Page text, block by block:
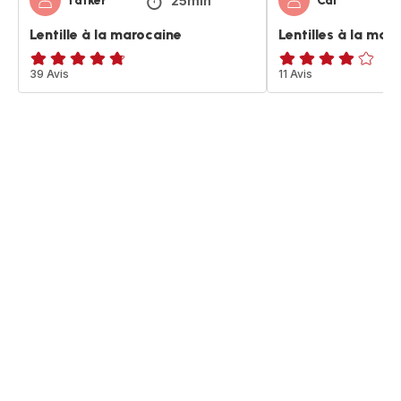
Lentille à la marocaine
ratings.4.7
39 Avis
Lentilles à la
Avis
4
11 Avis